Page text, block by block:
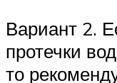
Вариант 2.
протечки
то